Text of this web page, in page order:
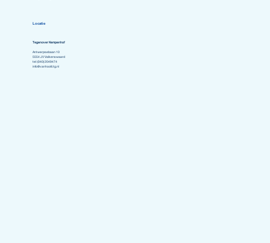
Locatie
Tegenover Kempenhof
Antwerpsebaan 10
5554 JV Valkenswaard
tel: (040) 2049474
info@vanhoofctg.nl